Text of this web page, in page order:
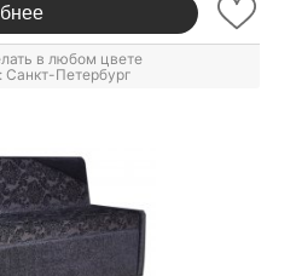
в любом цвете
Санкт-Петербург